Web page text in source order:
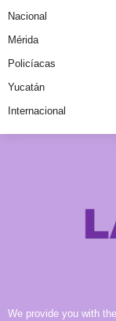
Nacional
Mérida
Policíacas
Yucatán
Internacional
We provide you with